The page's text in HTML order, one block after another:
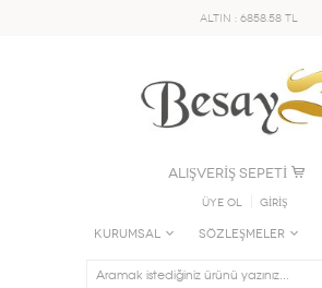
ALTIN : 6858.58 TL
ALIŞVERİŞ SEPETİ
Üye Ol GİRİŞ
KURUMSAL SÖZLEŞMELER